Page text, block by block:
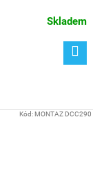
Skladem
Kód:MONTAZ DCC290